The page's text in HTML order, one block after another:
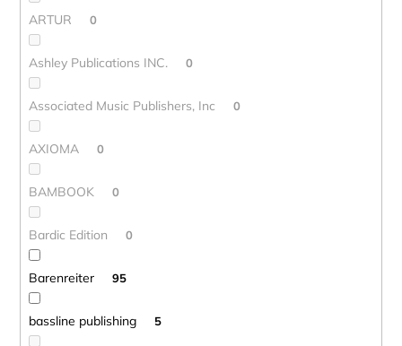
ARTUR 0
Ashley Publications INC. 0
Associated Music Publishers, Inc 0
AXIOMA 0
BAMBOOK 0
Bardic Edition 0
Barenreiter 95
bassline publishing 5